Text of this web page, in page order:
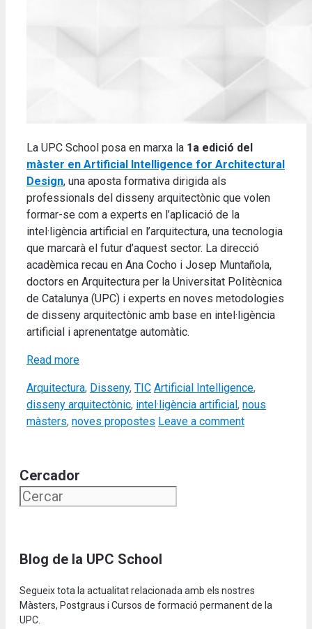
La UPC School posa en marxa la 1a edició del
màster en Artificial Intelligence for Architectural
Design, una aposta formativa dirigida als
professionals del disseny arquitectònic que volen
formar-se com a experts en l’aplicació de la
intel·ligència artificial en l’arquitectura, una tecnologia
que marcarà el futur d’aquest sector. La direcció
acadèmica recau en Ana Cocho i Josep Muntañola,
doctors en Arquitectura per la Universitat Politècnica
de Catalunya (UPC) i experts en noves metodologies
de disseny arquitectònic amb base en intel·ligència
artificial i aprenentatge automàtic.
Read more
Categories
Arquitectura, Disseny, TIC Tags
Artificial Intelligence,
disseny arquitectònic, intel·ligència artificial , nous
màsters, noves propostes Leave a comment
Cercador
Blog de la UPC School
Segueix tota la actualitat relacionada amb els nostres
Màsters, Postgraus i Cursos de formació permanent de la
UPC.